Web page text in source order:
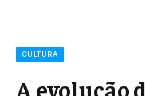
CULTURA
A evolução